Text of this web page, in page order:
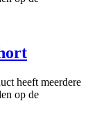
heeft meerdere
op de